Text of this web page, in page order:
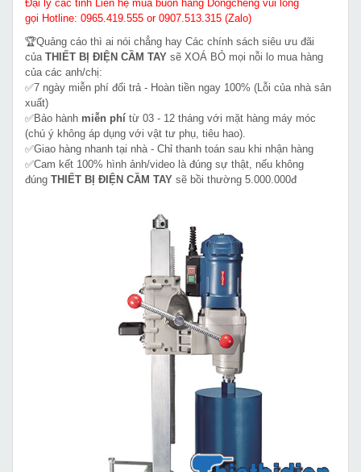
Đại lý các tỉnh Liên hệ mua buôn hàng Dongcheng vui lòng
gọi Hotline: 0965.419.555 or 0907.513.315 (Zalo)
🏆Quảng cáo thì ai nói chẳng hay Các chính sách siêu ưu đãi
của THIẾT BỊ ĐIỆN CẦM TAY sẽ XOÁ BỎ mọi nỗi lo mua hàng
của các anh/chị:
✅7 ngày miễn phí đổi trả - Hoàn tiền ngay 100% (Lỗi của nhà sản
xuất)
✅Bảo hành miễn phí từ 03 - 12 tháng với mặt hàng máy móc
(chú ý không áp dụng với vật tư phụ, tiêu hao).
✅Giao hàng nhanh tại nhà - Chỉ thanh toán sau khi nhận hàng
✅Cam kết 100% hình ảnh/video là đúng sự thật, nếu không
đúng THIẾT BỊ ĐIỆN CẦM TAY sẽ bồi thường 5.000.000đ